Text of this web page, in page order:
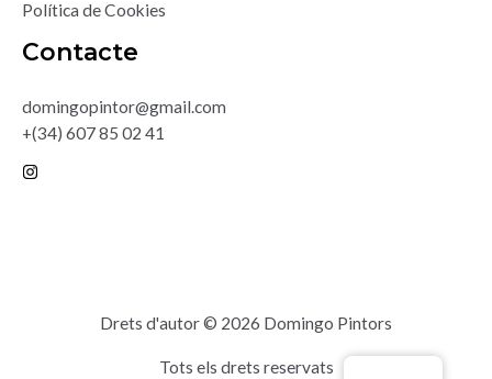
Política de Cookies
Contacte
domingopintor@gmail.com
+(34) 607 85 02 41
Drets d'autor © 2026 Domingo Pintors
Tots els drets reservats